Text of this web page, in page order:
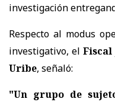
investigación
Respecto al modus
investigativo, el Fiscal
Uribe, señaló:
"Un grupo de